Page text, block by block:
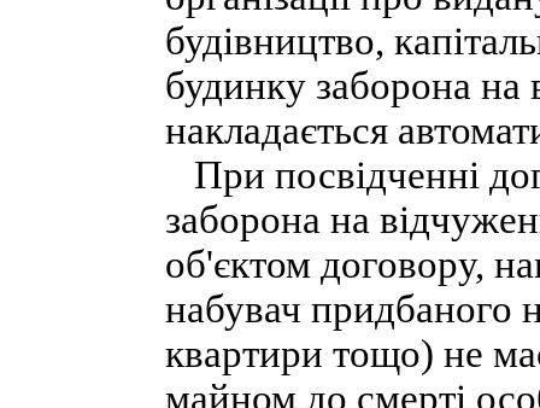
будівництво,
будинку заборона на
накладається
При посвідченні
заборона на
об'єктом договору,
набувач придбаного
квартири тощо) не
майном до смерті